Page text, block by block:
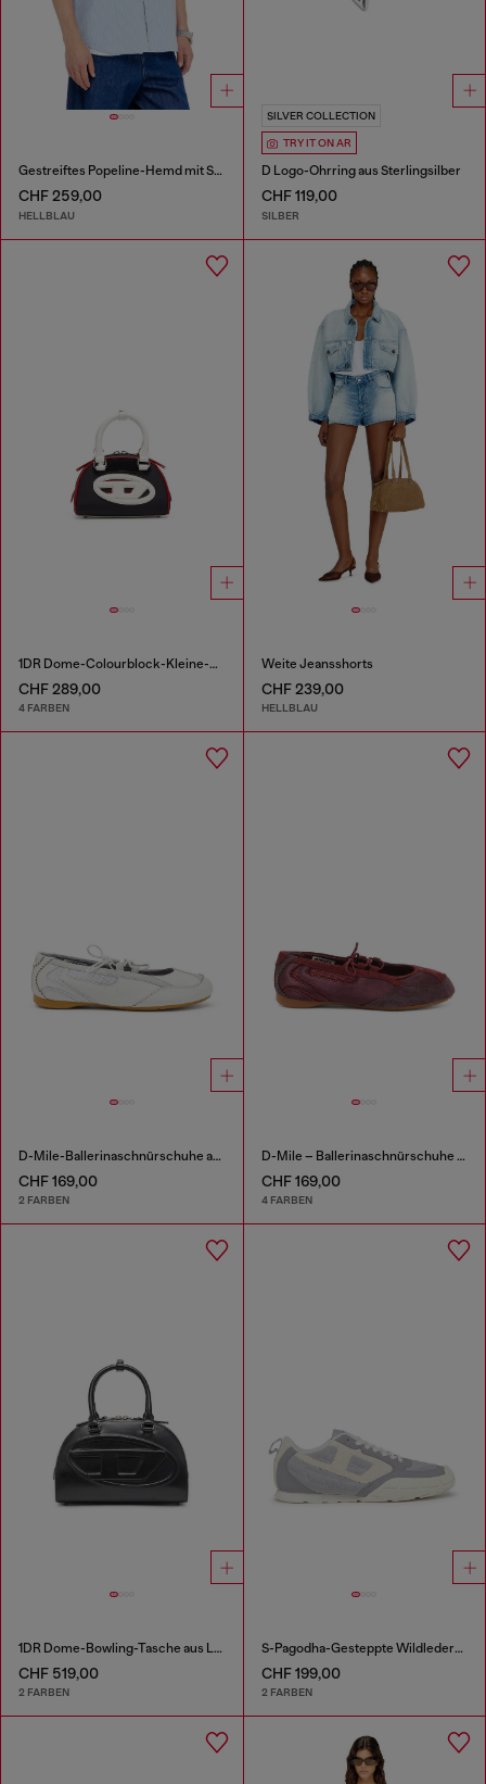
Gestreiftes Popeline-Hemd mit Stickpatch
CHF 259,00
HELLBLAU
SILVER COLLECTION
TRY IT ON AR
D Logo-Ohrring aus Sterlingsilber
CHF 119,00
SILBER
1DR Dome-Colourblock-Kleine-Bowling-Tasche
CHF 289,00
4 FARBEN
Weite Jeansshorts
CHF 239,00
HELLBLAU
D-Mile-Ballerinaschnürschuhe aus Leder und Mesh
CHF 169,00
2 FARBEN
D-Mile – Ballerinaschnürschuhe aus Leder und Mesh
CHF 169,00
4 FARBEN
1DR Dome-Bowling-Tasche aus Leder
CHF 519,00
2 FARBEN
S-Pagodha-Gesteppte Wildleder-Sneaker
CHF 199,00
2 FARBEN